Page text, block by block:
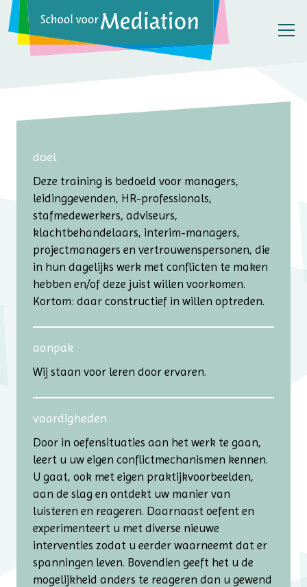
doel
Deze training is bedoeld voor managers,
leidinggevenden, HR-professionals,
stafmedewerkers, adviseurs,
klachtbehandelaars, interim-managers,
projectmanagers en vertrouwenspersonen, die
in hun dagelijks werk met conflicten te maken
hebben en/of deze juist willen voorkomen.
Kortom: daar constructief in willen optreden.
aanpak
Wij staan voor leren door ervaren.
vaardigheden
Door in oefensituaties aan het werk te gaan,
leert u uw eigen conflictmechanismen kennen.
U gaat, ook met eigen praktijk­voorbeelden,
aan de slag en ontdekt uw manier van
luisteren en reageren. Daarnaast oefent en
experimenteert u met diverse nieuwe
interventies zodat u eerder waarneemt dat er
spanningen leven. Bovendien geeft het u de
mogelijkheid anders te reageren dan u gewend